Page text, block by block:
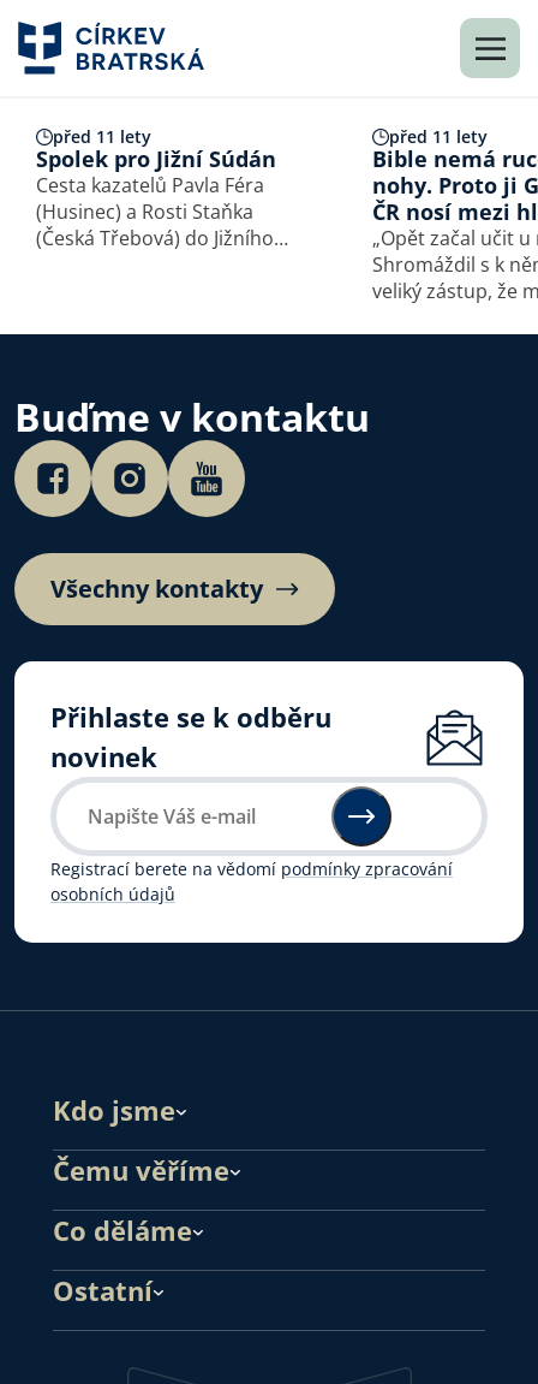
před 11 lety
Spolek pro Jižní Súdán
Cesta kazatelů Pavla Féra
(Husinec) a Rosti Staňka
(Česká Třebová) do Jižního
před 11 lety
Bible nemá
nohy. Proto ji
ČR nosí mezi
„Opět začal učit
Shromáždil s k
veliký zástup, že
Buďme v kontaktu
Všechny kontakty
Přihlaste se k odběru
novinek
Registrací berete na vědomí podmínky zpracování
osobních údajů
Kdo jsme
Čemu věříme
Co děláme
Ostatní